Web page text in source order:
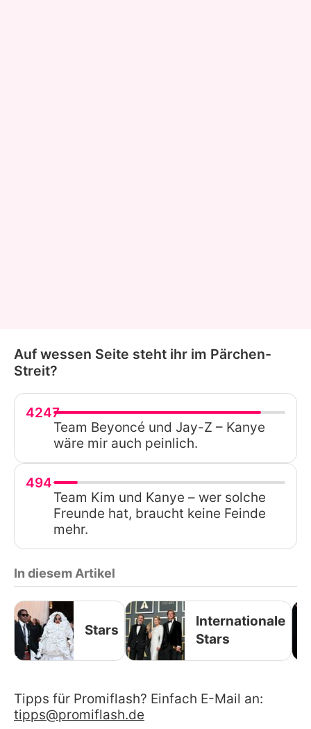
Auf wessen Seite steht ihr im Pärchen-
Streit?
4247
Team Beyoncé und Jay-Z – Kanye
wäre mir auch peinlich.
494
Team Kim und Kanye – wer solche
Freunde hat, braucht keine Feinde
mehr.
In diesem Artikel
Stars
Internationale
Stars
Tipps für Promiflash? Einfach E-Mail an:
tipps@promiflash.de